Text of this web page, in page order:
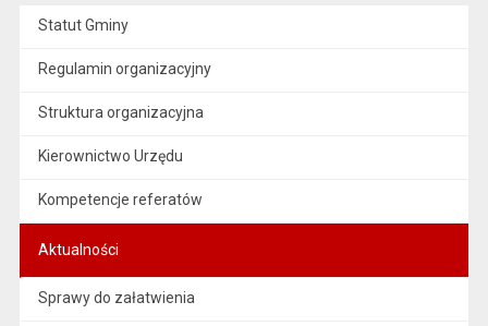
Statut Gminy
Regulamin organizacyjny
Struktura organizacyjna
Kierownictwo Urzędu
Kompetencje referatów
Aktualności
Sprawy do załatwienia